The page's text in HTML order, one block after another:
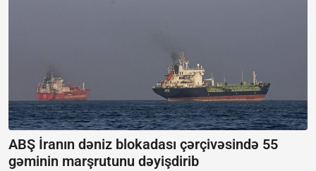
ABŞ İranın dəniz blokadası çərçivəsində 55
gəminin marşrutunu dəyişdirib